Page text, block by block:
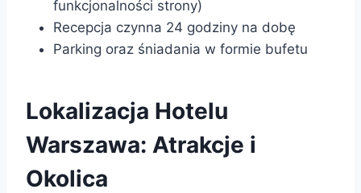
funkcjonalności strony)
Recepcja czynna 24 godziny na dobę
Parking oraz śniadania w formie bufetu
Lokalizacja Hotelu
Warszawa: Atrakcje i
Okolica